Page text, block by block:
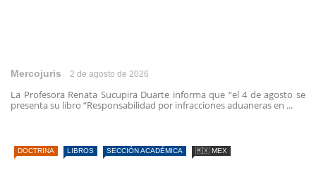
Mercojuris 2 de agosto de 2026
La Profesora Renata Sucupira Duarte informa que “el 4 de agosto se
presenta su libro “Responsabilidad por infracciones aduaneras en ...
DOCTRINA LIBROS SECCIÓN ACADÉMICA 🇲🇽 MEX